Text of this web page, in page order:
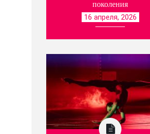
поколения
16 апреля, 2026